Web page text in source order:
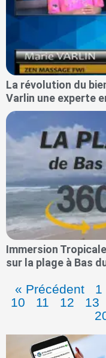
La révolution du
Varlin une experte
Immersion
sur la plage à Bas
« Précédent 1
10
11 12 13